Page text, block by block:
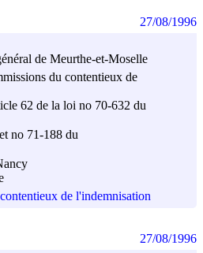
de Meurthe-et-Moselle
du contentieux de
62 de la loi no 70-632 du
no 71-188 du
de l'indemnisation
27/08/1996
27/08/1996